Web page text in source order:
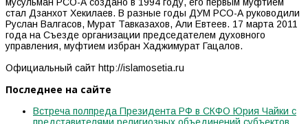
стал Дзанхот Хекилаев. В разные годы ДУМ РСО-А руководили
Руслан Валгасов, Мурат Тавказахов, Али Евтеев. 17 марта 2011
года на Съезде организации председателем духовного
управления, муфтием избран Хаджимурат Гацалов.
Официальный сайт http://islamosetia.ru
Последнее на сайте
Встреча полпреда Президента РФ в СКФО Юрия Чайки с
представителями религиозных объединений субъектов